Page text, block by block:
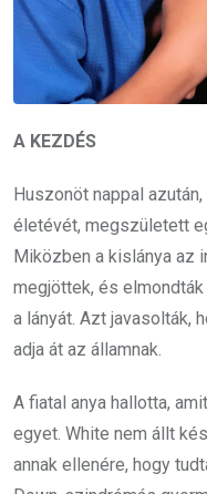
A KEZDÉS
Huszonöt nappal
életévét, megszületett
Miközben a kislánya az
megjöttek, és
a lányát. Azt javasolták,
adja át az államnak.
A fiatal anya hallotta,
egyet. White nem állt
annak ellenére, hogy